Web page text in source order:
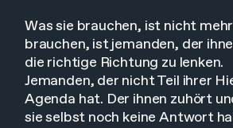
Was sie brauchen, ist nicht
brauchen, ist jemanden, der
die richtige Richtung zu lenken.
Jemanden, der nicht Teil ihrer
Agenda hat. Der ihnen zuhört
sie selbst noch keine Antwort